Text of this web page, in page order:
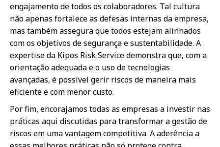
engajamento de todos os colaboradores. Tal cultura
não apenas fortalece as defesas internas da empresa,
mas também assegura que todos estejam alinhados
com os objetivos de segurança e sustentabilidade. A
expertise da Kipos Risk Service demonstra que, com a
orientação adequada e o uso de tecnologias
avançadas, é possível gerir riscos de maneira mais
eficiente e com menor custo.
Por fim, encorajamos todas as empresas a investir nas
práticas aqui discutidas para transformar a gestão de
riscos em uma vantagem competitiva. A aderência a